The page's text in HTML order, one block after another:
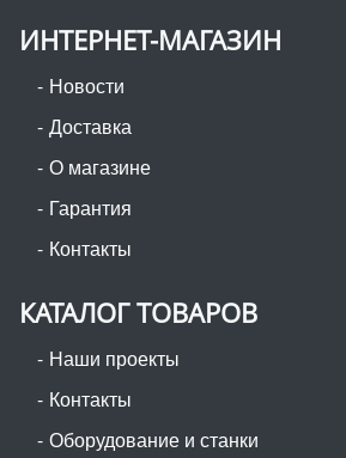
ИНТЕРНЕТ-МАГАЗИН
Новости
Доставка
О магазине
Гарантия
Контакты
КАТАЛОГ ТОВАРОВ
Наши проекты
Контакты
Оборудование и станки